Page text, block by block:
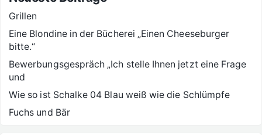
Grillen
Eine Blondine in der Bücherei „Einen Cheeseburger
bitte.“
Bewerbungsgespräch „Ich stelle Ihnen jetzt eine Frage
und
Wie so ist Schalke 04 Blau weiß wie die Schlümpfe
Fuchs und Bär